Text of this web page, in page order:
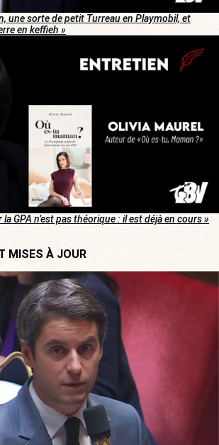
une sorte de petit Turreau en Playmobil, et
en keffieh »
la GPA n’est pas théorique : il est déjà en cours »
MISES À JOUR